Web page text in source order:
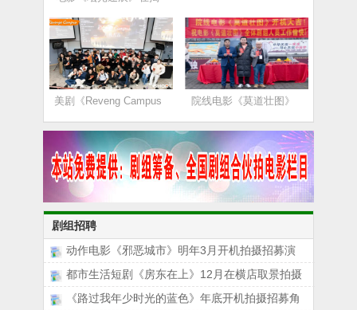
美剧《Reveng Campus 院线电影《莫道壮图》
剧组招聘
动作电影《邪恶城市》明年3月开机拍摄招募演
都市生活短剧《房东在上》12月在横店取景拍摄
《路过我年少时光的蓝色》年底开机拍摄招募角